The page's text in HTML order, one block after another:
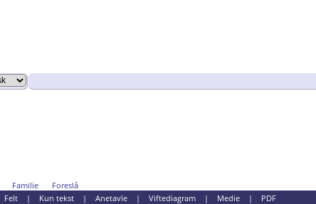
Familie
Foreslå
Felt| Kun tekst| Anetavle| Viftediagram| Medie| PDF